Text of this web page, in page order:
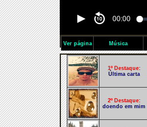
00:00
Ver página Música
1º Destaque:
Última carta
2º Destaque:
doendo em mim